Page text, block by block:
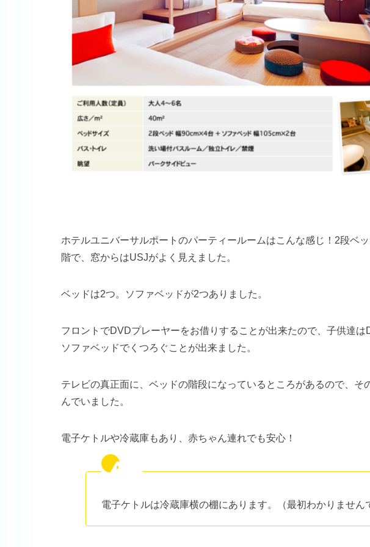
ホテルユニバーサルポートのパーティールームはこんな感じ！2段ベ
階で、窓からはUSJがよく見えました。
ベッドは2つ。ソファベッドが2つありました。
フロントでDVDプレーヤーをお借りすることが出来たので、子供達
ソファベッドでくつろぐことが出来ました。
テレビの真正面に、ベッドの階段になっているところがあるので、
んでいました。
電子ケトルや冷蔵庫もあり、赤ちゃん連れでも安心！
電子ケトルは冷蔵庫横の棚にあります。（最初わかりません